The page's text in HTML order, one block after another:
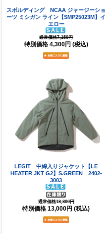
スポルディング NCAA ジャージーショ
ーツ ミシガン ライン【SMP25023M】イ
エロー
通常価格7,150円
特別価格 4,300円 (税込)
LEGIT 中綿入りジャケット【LE
HEATER JKT G2】S.GREEN 2402-
3003
通常価格18,800円
特別価格 13,000円 (税込)